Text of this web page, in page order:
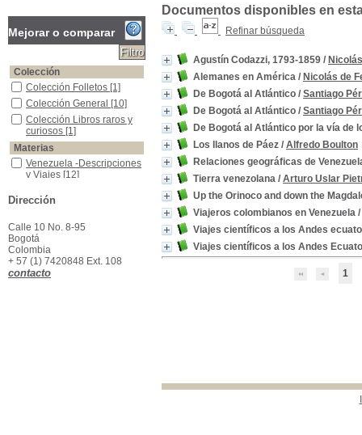
Documentos disponibles en
Refinar búsqueda
Agustín Codazzi, 1793-1859 /
Alemanes en América / Nicolás de
De Bogotá al Atlántico / Santiago
De Bogotá al Atlántico / Santiago
De Bogotá al Atlántico por la vía de
Los llanos de Páez / Alfredo Boulton
Relaciones geográficas de
Tierra venezolana / Arturo Uslar
Up the Orinoco and down the
Viajeros colombianos en Venezuela /
Viajes científicos a los Andes
Viajes científicos a los Andes
1
Mejorar o comparar
Colección
Colección Folletos
Colección Folletos [1]
Colección General
Colección General [10]
Colección Libros raros y curiosos
Colección Libros raros y
curiosos [1]
Materias
Venezuela -Descripciones y Viajes
Venezuela -Descripciones
y Viajes [12]
Colombia-- Descripciones y viajes.
y viajes.
Andes (Región) -Descripciones y viajes
Descripciones y viajes
Ecuador -Descripciones y Viajes
Ecuador -Descripciones y
Viajes
Historia natural -América del Sur
Historia natural -América
del Sur
Dirección
Calle 10 No. 8-95
Bogotá
Colombia
+ 57 (1) 7420848 Ext. 108
contacto